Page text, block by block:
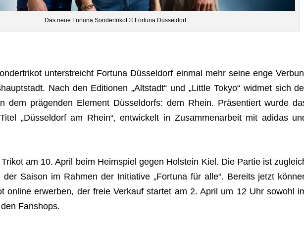
Das neue For­tuna Son­der­tri­kot © For­tuna Düsseldorf
unter­streicht For­tuna Düs­sel­dorf ein­mal mehr seine enge
Nach den Edi­tio­nen „Alt­stadt“ und „Little Tokyo“ wid­met sich
dem prä­gen­den Ele­ment Düs­sel­dorfs: dem Rhein. Prä­sen­tiert wurde
„Düs­sel­dorf am Rhein“, ent­wi­ckelt in Zusam­men­ar­beit mit adi­das
am 10. April beim Heim­spiel gegen Hol­stein Kiel . Die Par­tie ist
Sai­son im Rah­men der Initia­tive „For­tuna für alle“. Bereits jetzt
online erwer­ben, der freie Ver­kauf star­tet am 2. April um 12 Uhr sowohl
Fanshops.